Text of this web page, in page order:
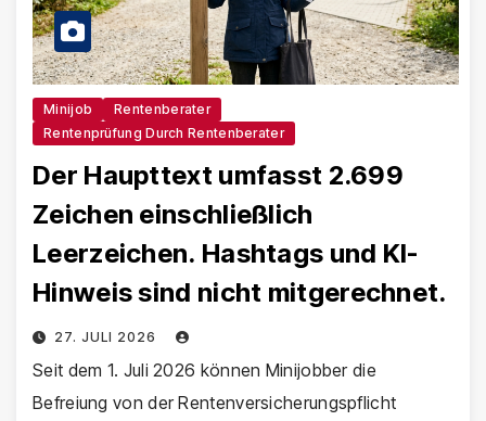
Minijob
Rentenberater
Rentenprüfung Durch Rentenberater
Der Haupttext umfasst 2.699
Zeichen einschließlich
Leerzeichen. Hashtags und KI-
Hinweis sind nicht mitgerechnet.
27. JULI 2026
Seit dem 1. Juli 2026 können Minijobber die
Befreiung von der Rentenversicherungspflicht